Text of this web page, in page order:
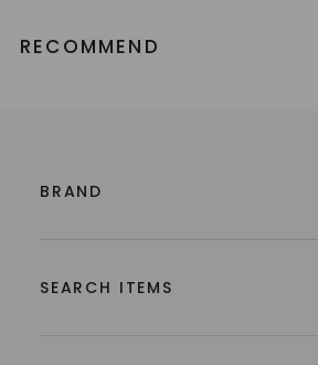
RECOMMEND
BRAND
SEARCH ITEMS